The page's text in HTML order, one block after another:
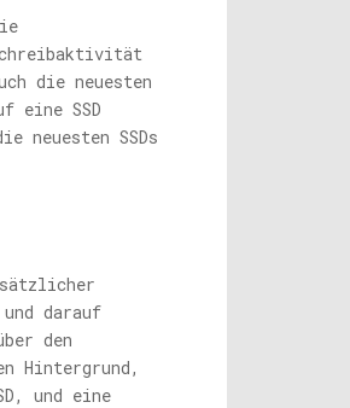
die neuesten
eine SSD
neuesten SSDs
darauf
den
Hintergrund,
und eine